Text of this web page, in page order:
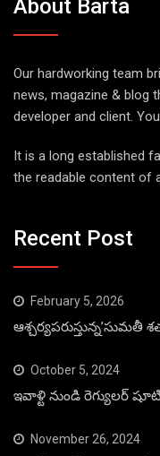
About Barta
Our hardworking team
news, magazine & blog
developer and client.
It is a long established
the readable content of
Recent Post
February 5, 2026
ఆశ్చర్యపరుస్తున్న’సుమతీ
October 5, 2024
ఇవాళ్టి నుండి రెగ్యులర్
November 26, 2024